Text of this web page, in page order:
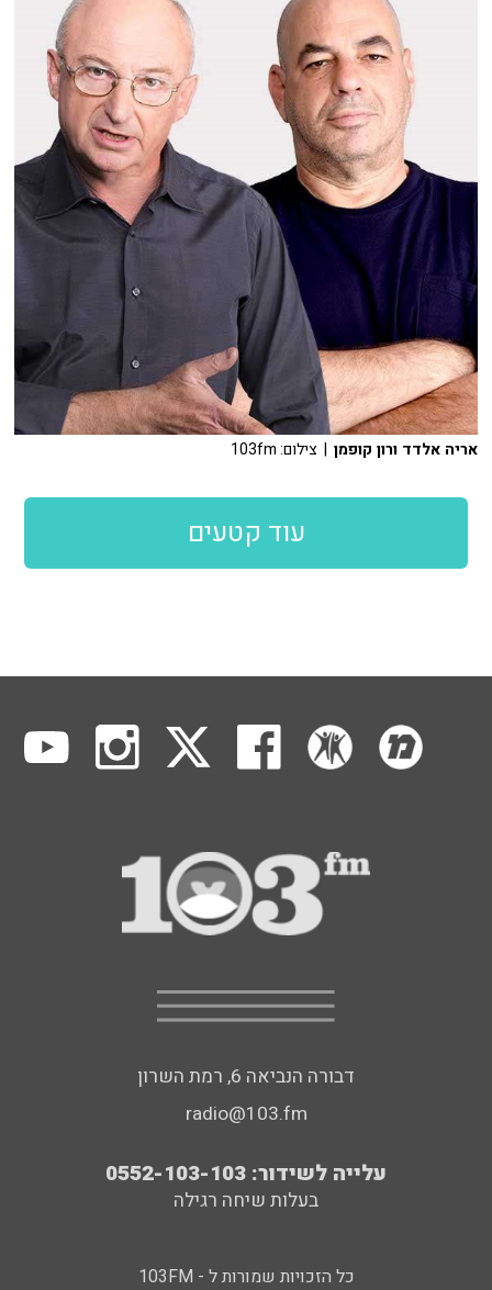
אריה אלדד ורון קופמן | צילום: 103fm
עוד קטעים
דבורה הנביאה 6, רמת השרון
radio@103.fm
עלייה לשידור: 0552-103-103
בעלות שיחה רגילה
כל הזכויות שמורות ל - 103FM